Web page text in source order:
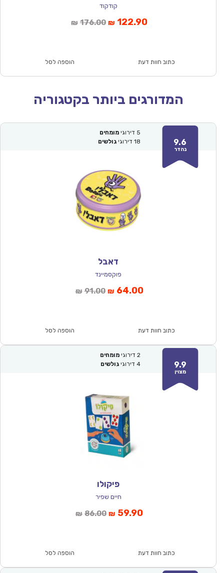
קודקוד
₪ 176.00המחיר
₪176.00.
₪ 122.90המחיר
כתוב חוות דעת הוספה לסל
המדורגים ביותר בקטגוריה
9.6
נהדר
5 דירוגי מומחים
18 דירוגי גולשים
דאבל
פוקסמיינד
₪ 91.00המחיר
₪91.00.
₪ 64.00המחיר
כתוב חוות דעת הוספה לסל
9.9
מצוין
2 דירוגי מומחים
4 דירוגי גולשים
פיקולו
חיים שפיר
₪ 86.00המחיר
₪86.00.
₪ 59.90המחיר
כתוב חוות דעת הוספה לסל